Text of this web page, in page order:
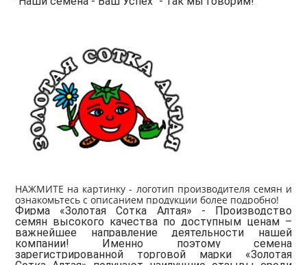
НАЖМИТЕ на картинку - логотип производителя семян и
ознакомьтесь с описанием продукции более подробно!
Фирма «Золотая Сотка Алтая»
- Производство
семян высокого качества по доступным ценам –
важнейшее направление деятельности нашей
компании! Именно поэтому семена
зарегистрированной торговой марки «Золотая